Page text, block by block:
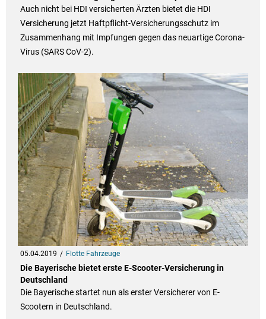
Auch nicht bei HDI versicherten Ärzten bietet die HDI
Versicherung jetzt Haftpflicht-Versicherungsschutz im
Zusammenhang mit Impfungen gegen das neuartige Corona-
Virus (SARS CoV-2).
05.04.2019 Flotte Fahrzeuge
Die Bayerische bietet erste E-Scooter-Versicherung in
Deutschland
Die Bayerische startet nun als erster Versicherer von E-
Scootern in Deutschland.